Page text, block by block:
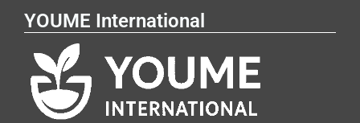
YOUME International